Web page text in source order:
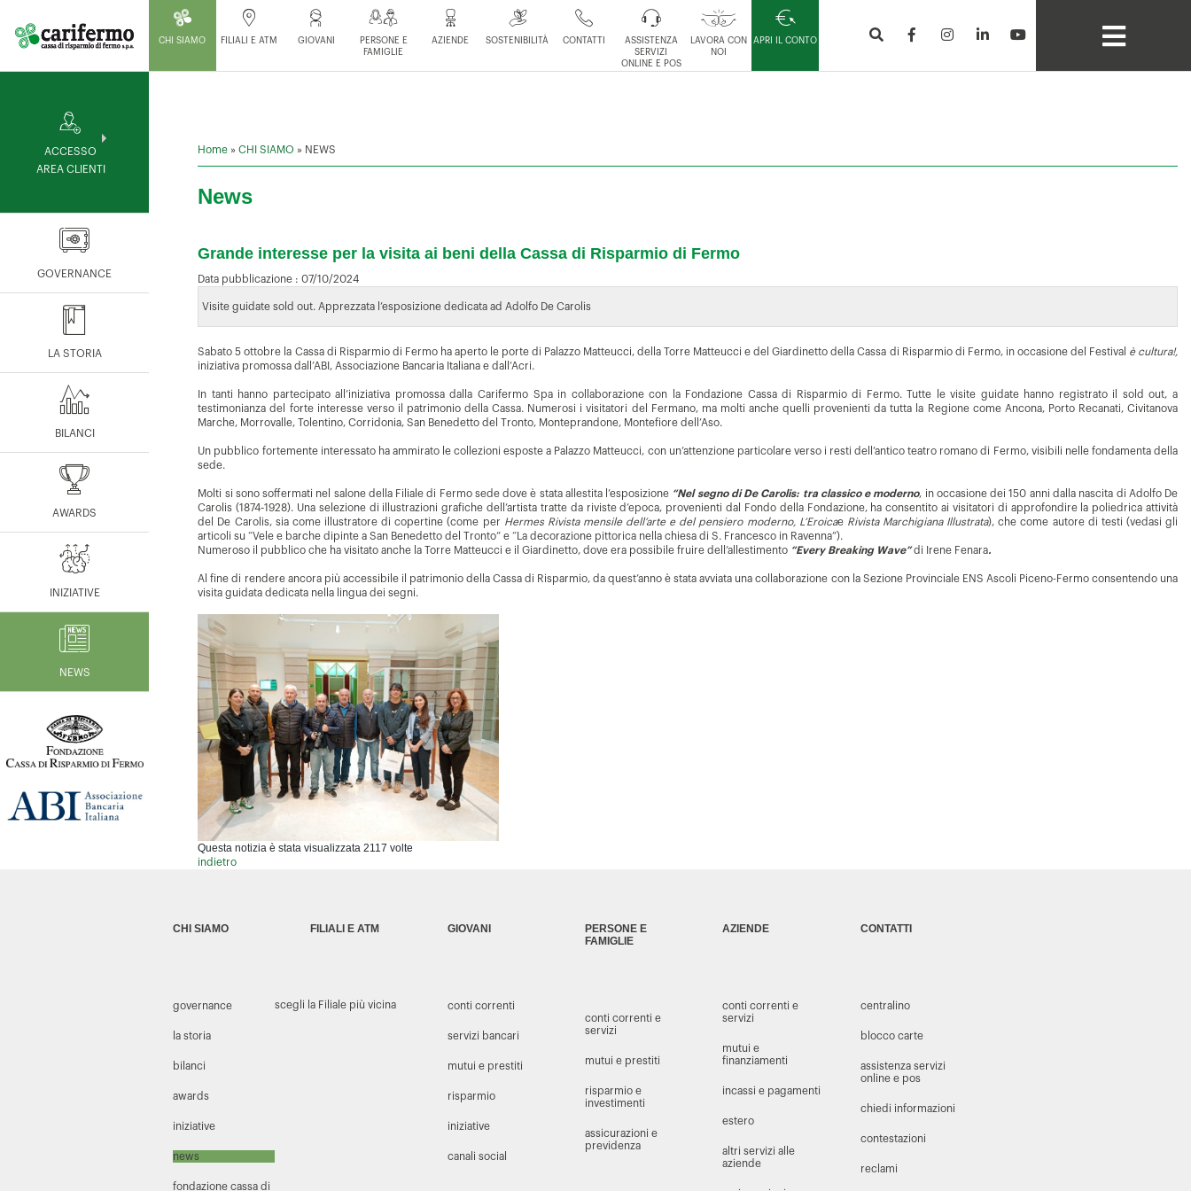
CHI SIAMO FILIALI E ATM GIOVANI
PERSONE E
FAMIGLIE
AZIENDE SOSTENIBILITÀ CONTATTI
ASSISTENZA
SERVIZI
ONLINE E POS
LAVORA CON
NOI
APRI IL CONTO
ACCESSO
AREA CLIENTI
GOVERNANCE
LA STORIA
BILANCI
AWARDS
INIZIATIVE
NEWS
Home »CHI SIAMO » NEWS
News
Grande interesse per la visita ai beni della Cassa di Risparmio di Fermo
Data pubblicazione :07/10/2024
Visite guidate sold out. Apprezzata l’esposizione dedicata ad Adolfo De Carolis
Sabato 5 ottobre la Cassa di Risparmio di Fermo ha aperto le porte di Palazzo Matteucci, della Torre Matteucci e del Giardinetto della Cassa di Risparmio di Fermo, in occasione del Festival è cultura!,
iniziativa promossa dall’ABI, Associazione Bancaria Italiana e dall’Acri.
In tanti hanno partecipato all’iniziativa promossa dalla Carifermo Spa in collaborazione con la Fondazione Cassa di Risparmio di Fermo. Tutte le visite guidate hanno registrato il sold out, a
testimonianza del forte interesse verso il patrimonio della Cassa. Numerosi i visitatori del Fermano, ma molti anche quelli provenienti da tutta la Regione come Ancona, Porto Recanati, Civitanova
Marche, Morrovalle, Tolentino, Corridonia, San Benedetto del Tronto, Monteprandone, Montefiore dell’Aso.
Un pubblico fortemente interessato ha ammirato le collezioni esposte a Palazzo Matteucci, con un’attenzione particolare verso i resti dell’antico teatro romano di Fermo, visibili nelle fondamenta della
sede.
Molti si sono soffermati nel salone della Filiale di Fermo sede dove è stata allestita l’esposizione “Nel segno di De Carolis: tra classico e moderno, in occasione dei 150 anni dalla nascita di Adolfo De
Carolis (1874-1928). Una selezione di illustrazioni grafiche dell’artista tratte da riviste d’epoca, provenienti dal Fondo della Fondazione, ha consentito ai visitatori di approfondire la poliedrica attività
del De Carolis, sia come illustratore di copertine (come per Hermes Rivista mensile dell’arte e del pensiero moderno, L’Eroicae Rivista Marchigiana Illustrata), che come autore di testi (vedasi gli
articoli su “Vele e barche dipinte a San Benedetto del Tronto” e “La decorazione pittorica nella chiesa di S. Francesco in Ravenna”).
Numeroso il pubblico che ha visitato anche la Torre Matteucci e il Giardinetto, dove era possibile fruire dell’allestimento “Every Breaking Wave”di Irene Fenara.
Al fine di rendere ancora più accessibile il patrimonio della Cassa di Risparmio, da quest’anno è stata avviata una collaborazione con la Sezione Provinciale ENS Ascoli Piceno-Fermo consentendo una
visita guidata dedicata nella lingua dei segni.
Questa notizia è stata visualizzata 2117 volte
indietro
CHI SIAMO
governance
la storia
bilanci
awards
iniziative
news
fondazione cassa di
FILIALI E ATM
scegli la Filiale più vicina
GIOVANI
conti correnti
servizi bancari
mutui e prestiti
risparmio
iniziative
canali social
PERSONE E
FAMIGLIE
conti correnti e
servizi
mutui e prestiti
risparmio e
investimenti
assicurazioni e
previdenza
AZIENDE
conti correnti e
servizi
mutui e
finanziamenti
incassi e pagamenti
estero
altri servizi alle
aziende
CONTATTI
centralino
blocco carte
assistenza servizi
online e pos
chiedi informazioni
contestazioni
reclami